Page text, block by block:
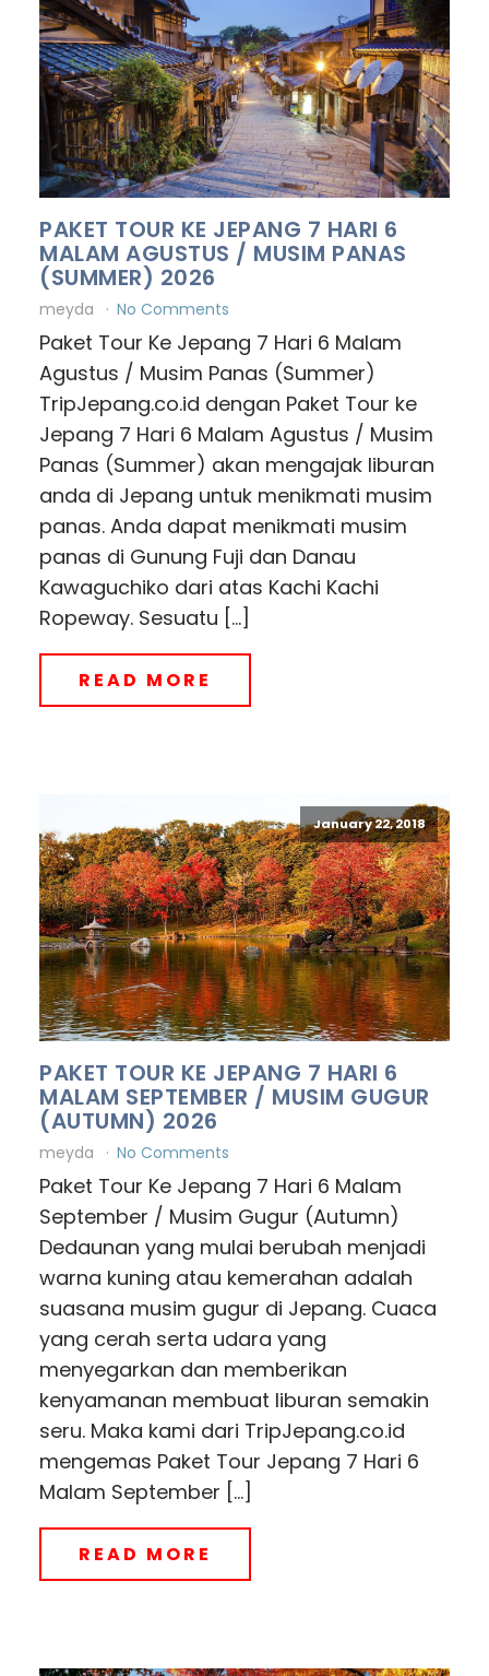
PAKET TOUR KE JEPANG 7 HARI 6
MALAM AGUSTUS / MUSIM PANAS
(SUMMER) 2026
meyda No Comments
Paket Tour Ke Jepang 7 Hari 6 Malam
Agustus / Musim Panas (Summer)
TripJepang.co.id dengan Paket Tour ke
Jepang 7 Hari 6 Malam Agustus / Musim
Panas (Summer) akan mengajak liburan
anda di Jepang untuk menikmati musim
panas. Anda dapat menikmati musim
panas di Gunung Fuji dan Danau
Kawaguchiko dari atas Kachi Kachi
Ropeway. Sesuatu […]
READ MORE
January 22, 2018
PAKET TOUR KE JEPANG 7 HARI 6
MALAM SEPTEMBER / MUSIM GUGUR
(AUTUMN) 2026
meyda No Comments
Paket Tour Ke Jepang 7 Hari 6 Malam
September / Musim Gugur (Autumn)
Dedaunan yang mulai berubah menjadi
warna kuning atau kemerahan adalah
suasana musim gugur di Jepang. Cuaca
yang cerah serta udara yang
menyegarkan dan memberikan
kenyamanan membuat liburan semakin
seru. Maka kami dari TripJepang.co.id
mengemas Paket Tour Jepang 7 Hari 6
Malam September […]
READ MORE